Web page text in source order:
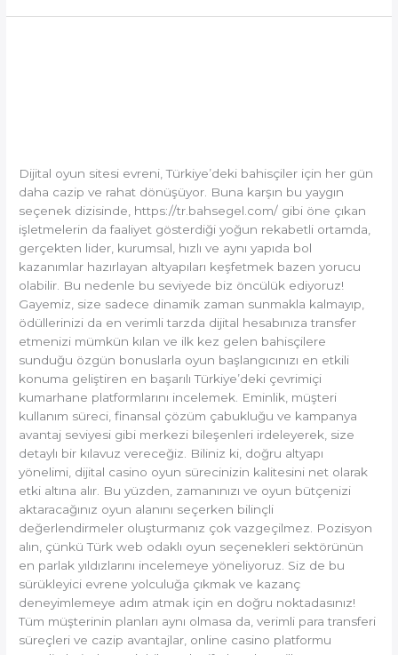
Dijital oyun sitesi evreni, Türkiye’deki bahisçiler için her gün
daha cazip ve rahat dönüşüyor. Buna karşın bu yaygın
seçenek dizisinde, https://tr.bahsegel.com/ gibi öne çıkan
işletmelerin da faaliyet gösterdiği yoğun rekabetli ortamda,
gerçekten lider, kurumsal, hızlı ve aynı yapıda bol
kazanımlar hazırlayan altyapıları keşfetmek bazen yorucu
olabilir. Bu nedenle bu seviyede biz öncülük ediyoruz!
Gayemiz, size sadece dinamik zaman sunmakla kalmayıp,
ödüllerinizi da en verimli tarzda dijital hesabınıza transfer
etmenizi mümkün kılan ve ilk kez gelen bahisçilere
sunduğu özgün bonuslarla oyun başlangıcınızı en etkili
konuma geliştiren en başarılı Türkiye’deki çevrimiçi
kumarhane platformlarını incelemek. Eminlik, müşteri
kullanım süreci, finansal çözüm çabukluğu ve kampanya
avantaj seviyesi gibi merkezi bileşenleri irdeleyerek, size
detaylı bir kılavuz vereceğiz. Biliniz ki, doğru altyapı
yönelimi, dijital casino oyun sürecinizin kalitesini net olarak
etki altına alır. Bu yüzden, zamanınızı ve oyun bütçenizi
aktaracağınız oyun alanını seçerken bilinçli
değerlendirmeler oluşturmanız çok vazgeçilmez. Pozisyon
alın, çünkü Türk web odaklı oyun seçenekleri sektörünün
en parlak yıldızlarını incelemeye yöneliyoruz. Siz de bu
sürükleyici evrene yolculuğa çıkmak ve kazanç
deneyimlemeye adım atmak için en doğru noktadasınız!
Tüm müşterinin planları aynı olmasa da, verimli para transferi
süreçleri ve cazip avantajlar, online casino platformu
Eli
Açık
Promosyonlarla
Kazanma
Şansınızı
Katlayın!